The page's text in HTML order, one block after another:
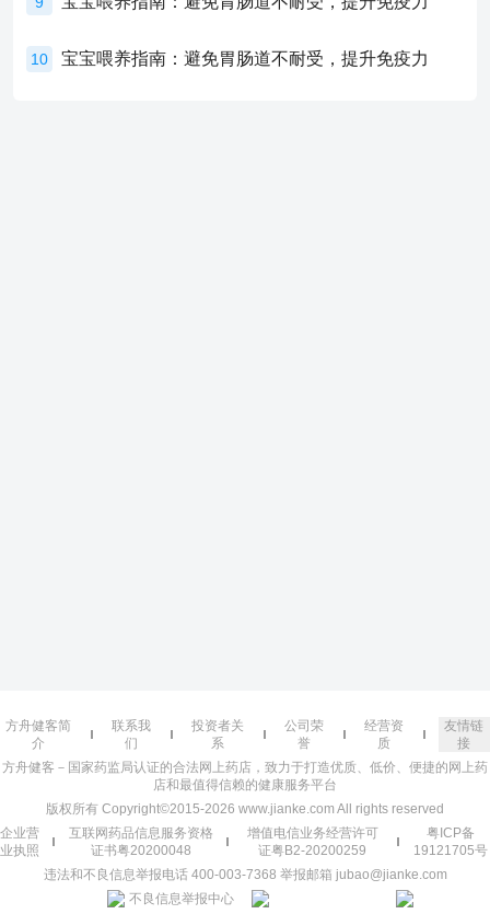
10 宝宝喂养指南：避免胃肠道不耐受，提升免疫力
方舟健客简
介
联系我
们
投资者关
系
公司荣
誉
经营资
质
友情链
接
方舟健客－国家药监局认证的合法网上药店，致力于打造优质、低价、便捷的网上药
店和最值得信赖的健康服务平台
版权所有 Copyright©2015-2026 www.jianke.com All rights reserved
企业营
业执照
互联网药品信息服务资格
证书粤20200048
增值电信业务经营许可
证粤B2-20200259
粤ICP备
19121705号
违法和不良信息举报电话 400-003-7368 举报邮箱 jubao@jianke.com